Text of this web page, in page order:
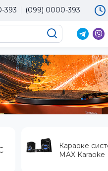
393 (099) 0000-393
Караоке
MAX Karaoke
×
мову магазину